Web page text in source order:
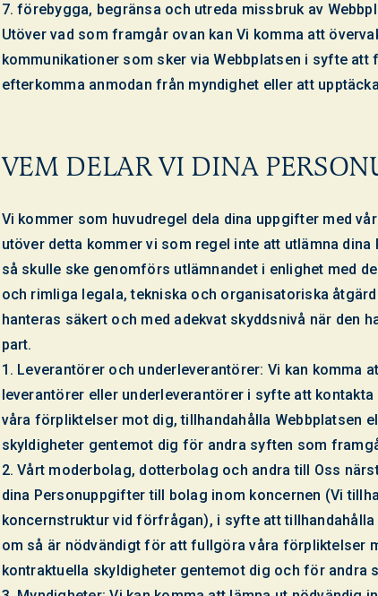
7. förebygga, begränsa och utreda missbruk av
Utöver vad som framgår ovan kan Vi komma att
kommunikationer som sker via Webbplatsen i syfte
efterkomma anmodan från myndighet eller att
VEM DELAR VI DINA
Vi kommer som huvudregel dela dina uppgifter med
utöver detta kommer vi som regel inte att utlämna
så skulle ske genomförs utlämnandet i enlighet med
och rimliga legala, tekniska och organisatoriska
hanteras säkert och med adekvat skyddsnivå när den
part.
1. Leverantörer och underleverantörer: Vi kan komma
leverantörer eller underleverantörer i syfte att
våra förpliktelser mot dig, tillhandahålla Webbplatsen
skyldigheter gentemot dig för andra syften som
2. Vårt moderbolag, dotterbolag och andra till Oss
dina Personuppgifter till bolag inom koncernen (Vi
koncernstruktur vid förfrågan), i syfte att tillhandahålla
om så är nödvändigt för att fullgöra våra förpliktelser
kontraktuella skyldigheter gentemot dig och för andra